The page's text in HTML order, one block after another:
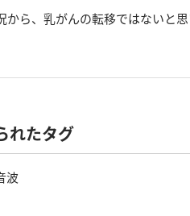
から、乳がんの転移ではないと思
れたタグ
波